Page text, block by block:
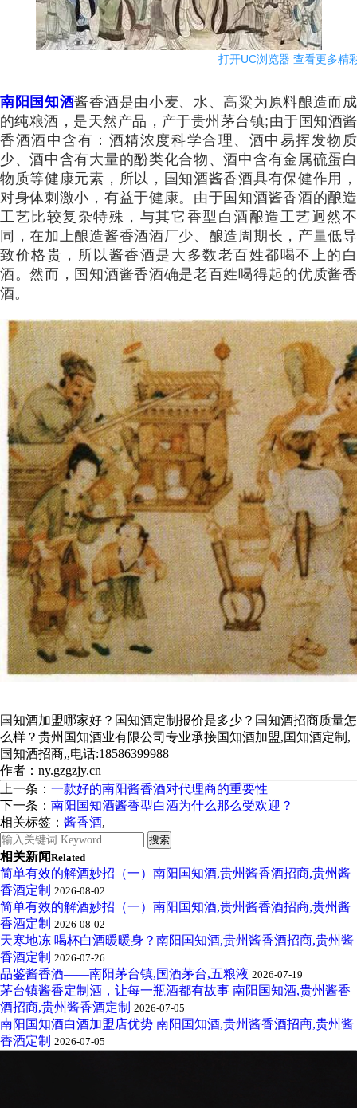
打开UC浏览器 查看更多精
南阳国知酒酱香酒是由小麦、水、高粱为原料酿造而成
的纯粮酒，是天然产品，产于贵州茅台镇;由于国知酒酱
香酒酒中含有：酒精浓度科学合理、酒中易挥发物质
少、酒中含有大量的酚类化合物、酒中含有金属硫蛋白
物质等健康元素，所以，国知酒酱香酒具有保健作用，
对身体刺激小，有益于健康。由于国知酒酱香酒的酿造
工艺比较复杂特殊，与其它香型白酒酿造工艺迥然不
同，在加上酿造酱香酒酒厂少、酿造周期长，产量低导
致价格贵，所以酱香酒是大多数老百姓都喝不上的白
酒。然而，国知酒酱香酒确是老百姓喝得起的优质酱香
酒。
国知酒加盟哪家好？国知酒定制报价是多少？国知酒招商质量怎
么样？贵州国知酒业有限公司专业承接国知酒加盟,国知酒定制,
国知酒招商,,电话:18586399988
作者：ny.gzgzjy.cn
上一条： 一款好的南阳酱香酒对代理商的重要性
下一条： 南阳国知酒酱香型白酒为什么那么受欢迎？
相关标签： 酱香酒,
相关新闻Related
简单有效的解酒妙招（一）南阳国知酒,贵州酱香酒招商,贵州酱
香酒定制 2026-08-02
简单有效的解酒妙招（一）南阳国知酒,贵州酱香酒招商,贵州酱
香酒定制 2026-08-02
天寒地冻 喝杯白酒暖暖身？南阳国知酒,贵州酱香酒招商,贵州酱
香酒定制 2026-07-26
品鉴酱香酒——南阳茅台镇,国酒茅台,五粮液 2026-07-19
茅台镇酱香定制酒，让每一瓶酒都有故事 南阳国知酒,贵州酱香
酒招商,贵州酱香酒定制 2026-07-05
南阳国知酒白酒加盟店优势 南阳国知酒,贵州酱香酒招商,贵州酱
香酒定制 2026-07-05